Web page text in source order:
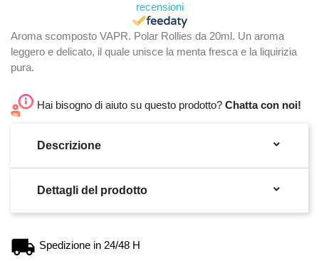
recensioni
Aroma scomposto VAPR. Polar Rollies da 20ml. Un aroma
leggero e delicato, il quale unisce la menta fresca e la liquirizia
pura.
Hai bisogno di aiuto su questo prodotto? Chatta con noi!
Descrizione 
Dettagli del prodotto 
Spedizione in 24/48 H